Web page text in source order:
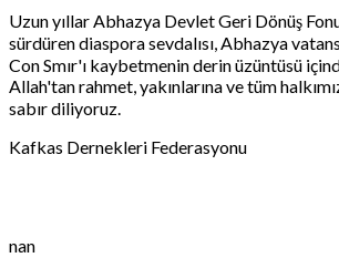
Uzun yıllar Abhazya Devlet Geri Dönüş
sürdüren diaspora sevdalısı, Abhazya
Con Smır'ı kaybetmenin derin üzüntüsü
Allah'tan rahmet, yakınlarına ve tüm
sabır diliyoruz.
Kafkas Dernekleri Federasyonu
nan